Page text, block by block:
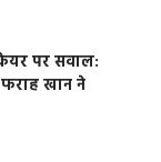
पर सवाल:
खान ने